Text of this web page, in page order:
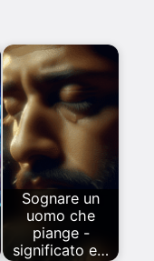
Sognare un
uomo che
piange -
significato e…